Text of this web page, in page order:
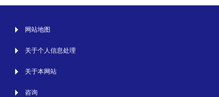
网站地图
关于个人信息处理
关于本网站
咨询